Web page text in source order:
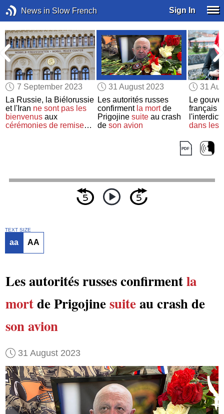
News in Slow French Sign In
7 September 2023
La Russie, la Biélorussie
et l'Iran ne sont pas les
bienvenus aux
cérémonies de remise
31 August 2023
Les autorités russes
confirment la mortde
Prigojine suiteau crash
de son avion
31
Le
français
dans les
TEXT SIZE
aa AA
Les autorités russes confirmentla
mortde Prigojinesuiteau crash de
son avion
31 August 2023